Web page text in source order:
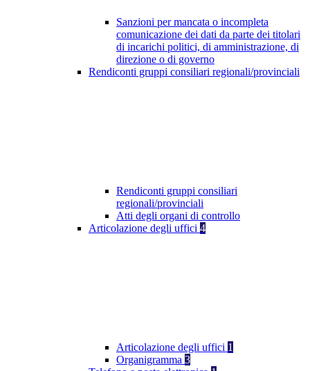
Sanzioni per mancata o incompleta
comunicazione dei dati da parte dei titolari
di incarichi politici, di amministrazione, di
direzione o di governo
Rendiconti gruppi consiliari regionali/provinciali
Rendiconti gruppi consiliari
regionali/provinciali
Atti degli organi di controllo
Articolazione degli uffici 4
Articolazione degli uffici 1
Organigramma 3